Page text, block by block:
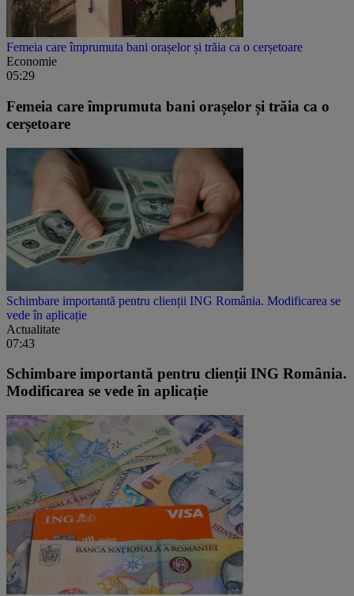
Femeia care împrumuta bani orașelor și trăia ca o cerșetoare
Economie
05:29
Femeia care împrumuta bani orașelor și trăia ca o
cerșetoare
Schimbare importantă pentru clienții ING România. Modificarea se
vede în aplicație
Actualitate
07:43
Schimbare importantă pentru clienții ING România.
Modificarea se vede în aplicație